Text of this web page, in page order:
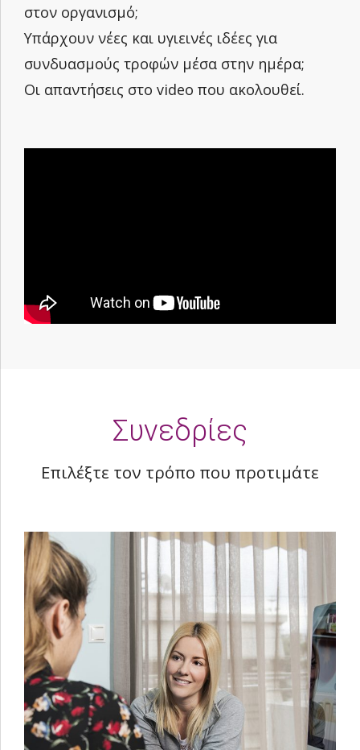
στον οργανισμό;
Υπάρχουν νέες και υγιεινές ιδέες για
συνδυασμούς τροφών μέσα στην ημέρα;
Οι απαντήσεις στο video που ακολουθεί.
Συνεδρίες
Επιλέξτε τον τρόπο που προτιμάτε